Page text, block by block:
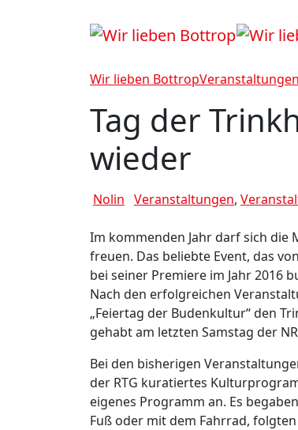
Wir lieben BottropVeranstaltungen
Tag der
wieder
Nolin Veranstaltungen,
Im kommenden Jahr darf sich die
freuen. Das beliebte Event, das
bei seiner Premiere im Jahr 2016
Nach den erfolgreichen
„Feiertag der Budenkultur“ den
gehabt am letzten Samstag der
Bei den bisherigen
der RTG kuratiertes
eigenes Programm an. Es
Fuß oder mit dem Fahrrad,